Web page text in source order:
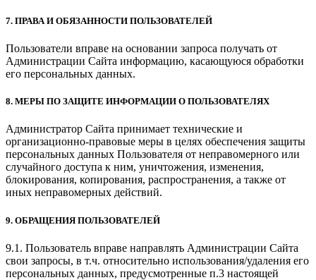
7. ПРАВА И ОБЯЗАННОСТИ ПОЛЬЗОВАТЕЛЕЙ
Пользователи вправе на основании запроса получать от
Администрации Сайта информацию, касающуюся обработки
его персональных данных.
8. МЕРЫ ПО ЗАЩИТЕ ИНФОРМАЦИИ О ПОЛЬЗОВАТЕЛЯХ
Администратор Сайта принимает технические и
организационно-правовые меры в целях обеспечения защиты
персональных данных Пользователя от неправомерного или
случайного доступа к ним, уничтожения, изменения,
блокирования, копирования, распространения, а также от
иных неправомерных действий.
9. ОБРАЩЕНИЯ ПОЛЬЗОВАТЕЛЕЙ
9.1. Пользователь вправе направлять Администрации Сайта
свои запросы, в т.ч. относительно использования/удаления его
персональных данных, предусмотренные п.3 настоящей